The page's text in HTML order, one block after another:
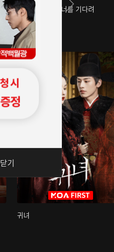
아재저리등니 : 너를 기다려
귀녀
닫기